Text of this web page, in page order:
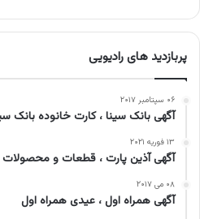
پربازدید های رادیویی
۰۶ سپتامبر ۲۰۱۷
آگهی بانک سینا ، کارت خانوده بانک
۱۳ فوریه ۲۰۲۱
آگهی آذین پارت ، قطعات و
۰۸ می ۲۰۱۷
آگهی همراه اول ، عیدی همراه اول